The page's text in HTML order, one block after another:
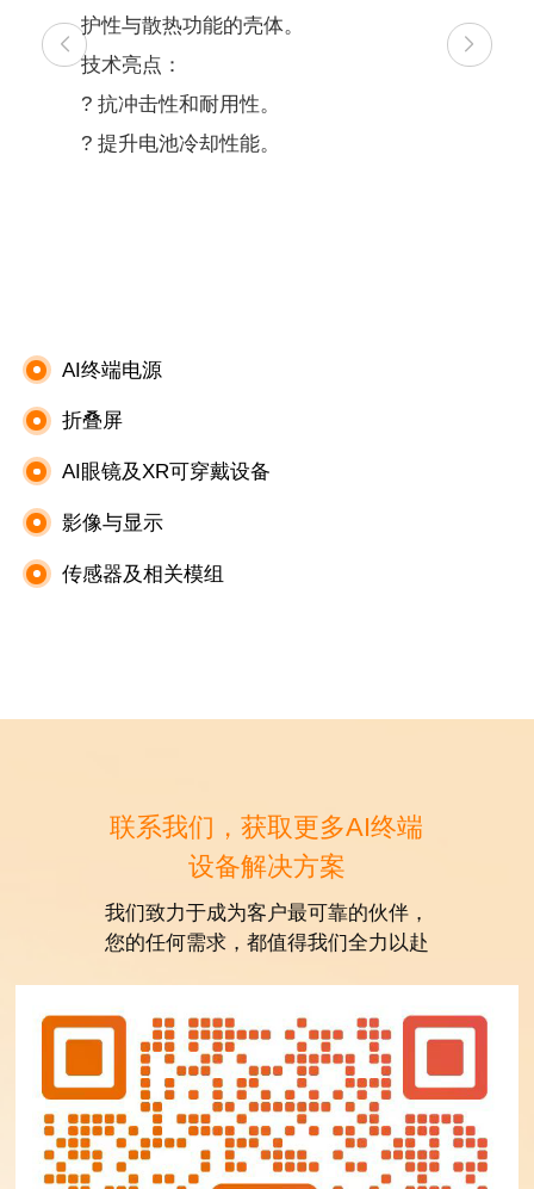
护性与散热功能的壳体。
技术亮点：
? 抗冲击性和耐用性。
? 提升电池冷却性能。
AI终端电源
折叠屏
AI眼镜及XR可穿戴设备
影像与显示
传感器及相关模组
联系我们，获取更多AI终端
设备解决方案
我们致力于成为客户最可靠的伙伴，
您的任何需求，都值得我们全力以赴